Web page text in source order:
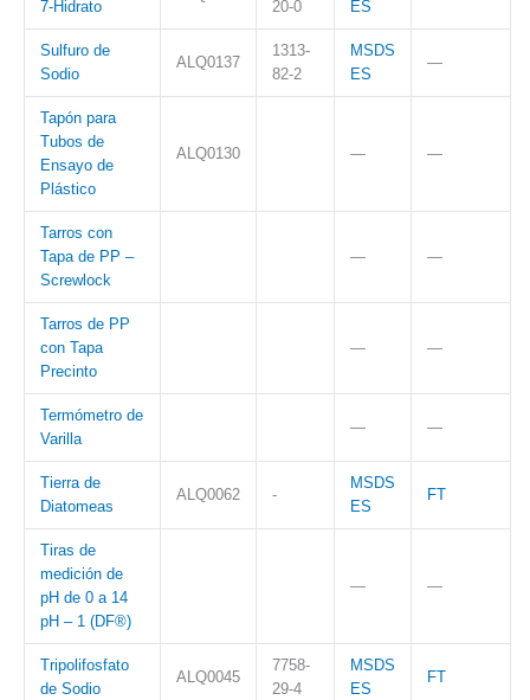
7-Hidrato
20-0
ES
Sulfuro de
Sodio
ALQ0137
1313-
82-2
MSDS
ES
—
Tapón para
Tubos de
Ensayo de
Plástico
ALQ0130 — —
Tarros con
Tapa de PP –
Screwlock
— —
Tarros de PP
con Tapa
Precinto
— —
Termómetro de
Varilla
— —
Tierra de
Diatomeas
ALQ0062 -
MSDS
ES
FT
Tiras de
medición de
pH de 0 a 14
pH – 1 (DF®)
— —
Tripolifosfato
de Sodio
ALQ0045
7758-
29-4
MSDS
ES
FT